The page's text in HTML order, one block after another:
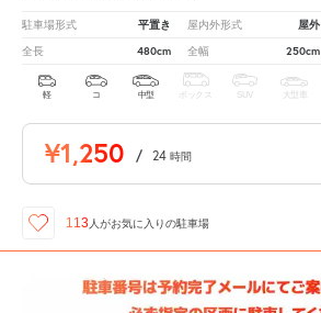
駐車場形式 平置き 屋内外形式 屋外
全長 480cm 全幅 250cm
軽 コ 中型 ボックス SUV 大型車
¥1,250 / 24 時間
113 人がお気に入りの駐車場